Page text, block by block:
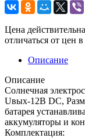
Цена
отличаться от цен
Описание
Описание
Солнечная
Uвых-12В DC,
батарея
аккумуляторы и
Комплектация: